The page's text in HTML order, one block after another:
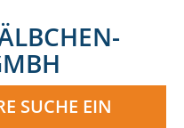
SUCHE EIN